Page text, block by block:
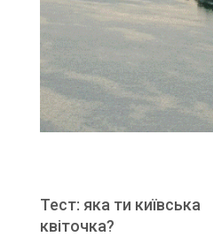
Тест: яка ти київська
квіточка?